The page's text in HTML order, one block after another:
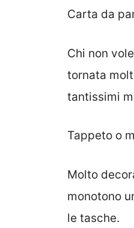
Carta da
Chi non
tornata
tantissimi
Tappeto o
Molto
monotono
le tasche.